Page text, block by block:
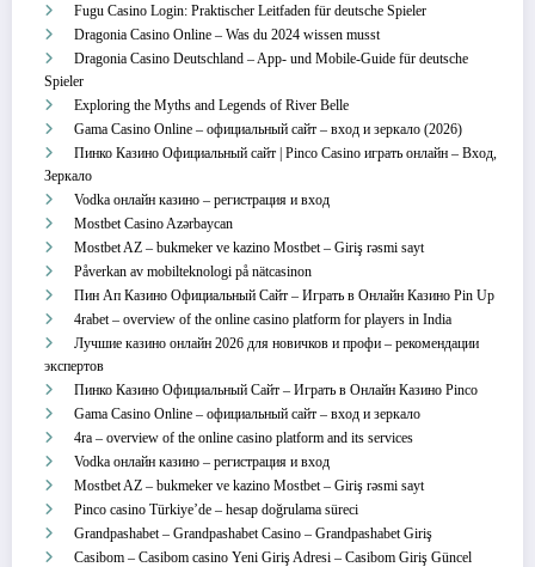
Fugu Casino Login: Praktischer Leitfaden für deutsche Spieler
Dragonia Casino Online – Was du 2024 wissen musst
Dragonia Casino Deutschland – App‑ und Mobile‑Guide für deutsche
Spieler
Exploring the Myths and Legends of River Belle
Gama Casino Online – официальный сайт – вход и зеркало (2026)
Пинко Казино Официальный сайт | Pinco Casino играть онлайн – Вход,
Зеркало
Vodka онлайн казино – регистрация и вход
Mostbet Casino Azərbaycan
Mostbet AZ – bukmeker ve kazino Mostbet – Giriş rəsmi sayt
Påverkan av mobilteknologi på nätcasinon
Пин Ап Казино Официальный Сайт – Играть в Онлайн Казино Pin Up
4rabet – overview of the online casino platform for players in India
Лучшие казино онлайн 2026 для новичков и профи – рекомендации
экспертов
Пинко Казино Официальный Сайт – Играть в Онлайн Казино Pinco
Gama Casino Online – официальный сайт – вход и зеркало
4ra – overview of the online casino platform and its services
Vodka онлайн казино – регистрация и вход
Mostbet AZ – bukmeker ve kazino Mostbet – Giriş rəsmi sayt
Pinco casino Türkiye’de – hesap doğrulama süreci
Grandpashabet – Grandpashabet Casino – Grandpashabet Giriş
Casibom – Casibom casino Yeni Giriş Adresi – Casibom Giriş Güncel